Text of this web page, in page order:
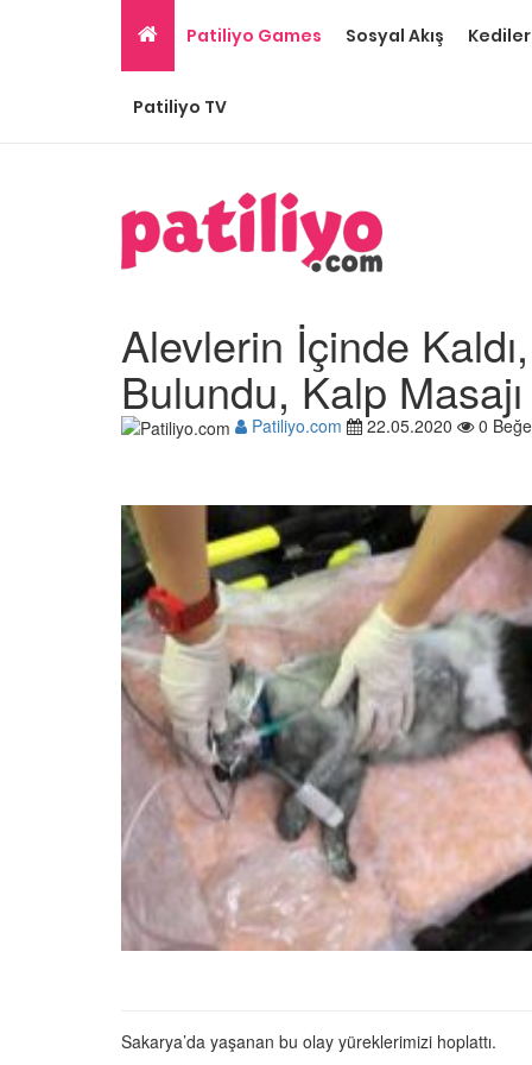
Patiliyo Games Sosyal Akış Kediler
Patiliyo TV
Alevlerin İçinde
Bulundu, Kalp
Patiliyo.com 22.05.2020 0
Sakarya’da yaşanan bu olay yüreklerimizi hoplattı.
26.05.2020
Tüm İnsanların Ders
Gereken 26
22.05.2020
Anne Kedi Yavrusunu
Reddeder ve Terk
22.05.2020
Evde Beslenebilecek
Küçük Kedi Cinsi
22.05.2020
Yavru Kedilerde Pire